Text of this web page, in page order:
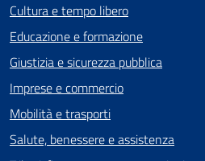
Cultura e tempo libero
Educazione e formazione
Giustizia e sicurezza pubblica
Imprese e commercio
Mobilità e trasporti
Salute, benessere e assistenza